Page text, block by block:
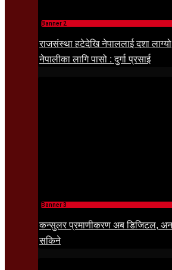
Banner 2
राजसंस्था हटेदेखि नेपाललाई दशा
नेपालीका लागि पासो : दुर्गा प्रसाई
Banner 3
कन्सुलर प्रमाणीकरण अब डिजिटल,
सकिने